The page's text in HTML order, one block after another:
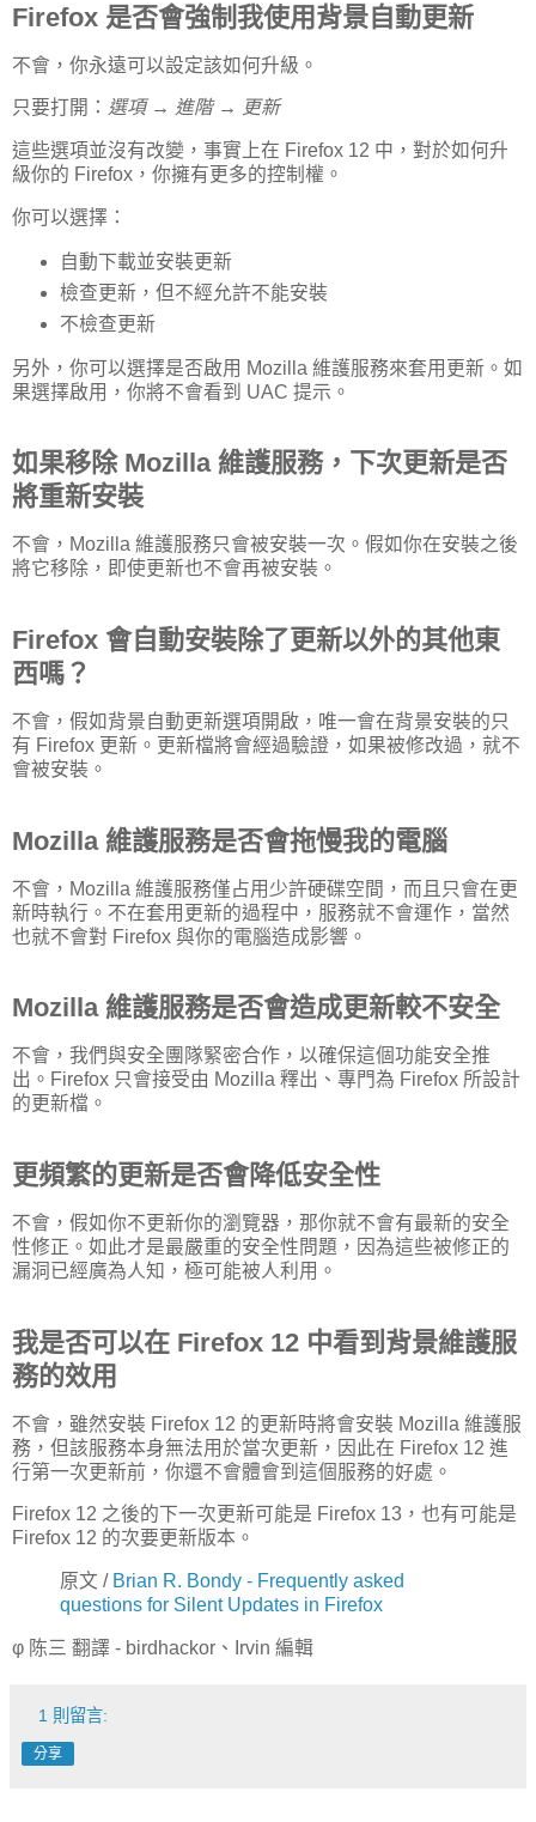
Firefox 是否會強制我使用背景自動更新
不會，你永遠可以設定該如何升級。
只要打開： 選項 → 進階 → 更新
這些選項並沒有改變，事實上在 Firefox 12 中，對於如何升
級你的 Firefox，你擁有更多的控制權。
你可以選擇：
自動下載並安裝更新
檢查更新，但不經允許不能安裝
不檢查更新
另外，你可以選擇是否啟用 Mozilla 維護服務來套用更新。如
果選擇啟用，你將不會看到 UAC 提示。
如果移除 Mozilla 維護服務，下次更新是否
將重新安裝
不會，Mozilla 維護服務只會被安裝一次。假如你在安裝之後
將它移除，即使更新也不會再被安裝。
Firefox 會自動安裝除了更新以外的其他東
西嗎？
不會，假如背景自動更新選項開啟，唯一會在背景安裝的只
有 Firefox 更新。更新檔將會經過驗證，如果被修改過，就不
會被安裝。
Mozilla 維護服務是否會拖慢我的電腦
不會，Mozilla 維護服務僅占用少許硬碟空間，而且只會在更
新時執行。不在套用更新的過程中，服務就不會運作，當然
也就不會對 Firefox 與你的電腦造成影響。
Mozilla 維護服務是否會造成更新較不安全
不會，我們與安全團隊緊密合作，以確保這個功能安全推
出。Firefox 只會接受由 Mozilla 釋出、專門為 Firefox 所設計
的更新檔。
更頻繁的更新是否會降低安全性
不會，假如你不更新你的瀏覽器，那你就不會有最新的安全
性修正。如此才是最嚴重的安全性問題，因為這些被修正的
漏洞已經廣為人知，極可能被人利用。
我是否可以在 Firefox 12 中看到背景維護服
務的效用
不會，雖然安裝 Firefox 12 的更新時將會安裝 Mozilla 維護服
務，但該服務本身無法用於當次更新，因此在 Firefox 12 進
行第一次更新前，你還不會體會到這個服務的好處。
Firefox 12 之後的下一次更新可能是 Firefox 13，也有可能是
Firefox 12 的次要更新版本。
原文 / Brian R. Bondy - Frequently asked
questions for Silent Updates in Firefox
φ 陈三 翻譯 - birdhackor、Irvin 編輯
1 則留言:
分享